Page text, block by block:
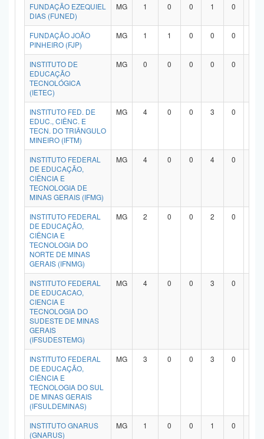
FUNDAÇÃO EZEQUIEL
DIAS (FUNED)
MG 1 0 0 1 0
FUNDAÇÃO JOÃO
PINHEIRO (FJP)
MG 1 1 0 0 0
INSTITUTO DE
EDUCAÇÃO
TECNOLÓGICA
(IETEC)
MG 0 0 0 0 0
INSTITUTO FED. DE
EDUC., CIÊNC. E
TECN. DO TRIÂNGULO
MINEIRO (IFTM)
MG 4 0 0 3 0
INSTITUTO FEDERAL
DE EDUCAÇÃO,
CIÊNCIA E
TECNOLOGIA DE
MINAS GERAIS (IFMG)
MG 4 0 0 4 0
INSTITUTO FEDERAL
DE EDUCAÇÃO,
CIÊNCIA E
TECNOLOGIA DO
NORTE DE MINAS
GERAIS (IFNMG)
MG 2 0 0 2 0
INSTITUTO FEDERAL
DE EDUCACAO,
CIENCIA E
TECNOLOGIA DO
SUDESTE DE MINAS
GERAIS
(IFSUDESTEMG)
MG 4 0 0 3 0
INSTITUTO FEDERAL
DE EDUCAÇÃO,
CIÊNCIA E
TECNOLOGIA DO SUL
DE MINAS GERAIS
(IFSULDEMINAS)
MG 3 0 0 3 0
INSTITUTO GNARUS
(GNARUS)
MG 1 0 0 1 0